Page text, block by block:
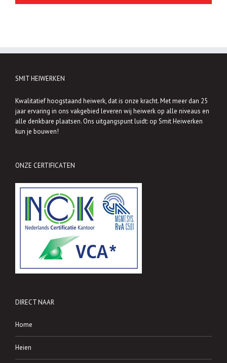
SMIT HEIWERKEN
Kwalitatief hoogstaand heiwerk, dat is onze kracht. Met meer dan 25
jaar ervaring in ons vakgebied leveren wij heiwerk op alle niveaus en
alle denkbare plaatsen. Ons uitgangspunt luidt: op Smit Heiwerken
kun je bouwen!
ONZE CERTIFICATEN
DIRECT NAAR
Home
Heien